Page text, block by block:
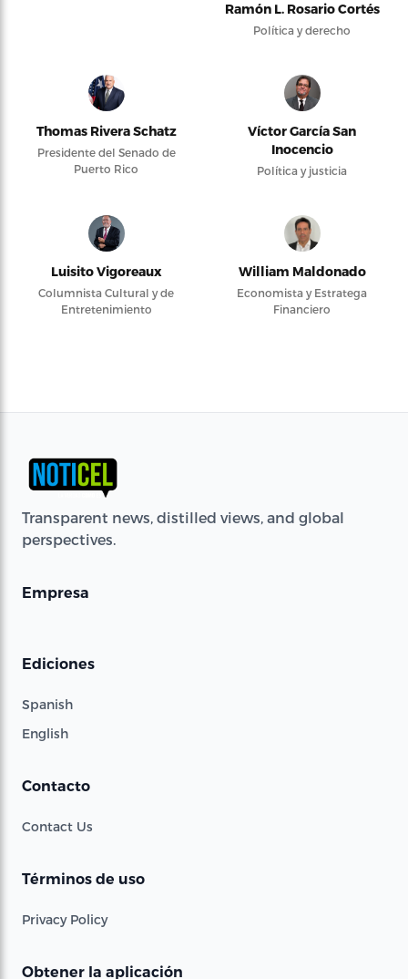
Ramón L. Rosario Cortés
Política y derecho
Thomas Rivera Schatz
Presidente del Senado de
Puerto Rico
Víctor García San
Inocencio
Política y justicia
Luisito Vigoreaux
Columnista Cultural y de
Entretenimiento
William Maldonado
Economista y Estratega
Financiero
Transparent news, distilled views, and global
perspectives.
Empresa
Ediciones
Spanish
English
Contacto
Contact Us
Términos de uso
Privacy Policy
Obtener la aplicación